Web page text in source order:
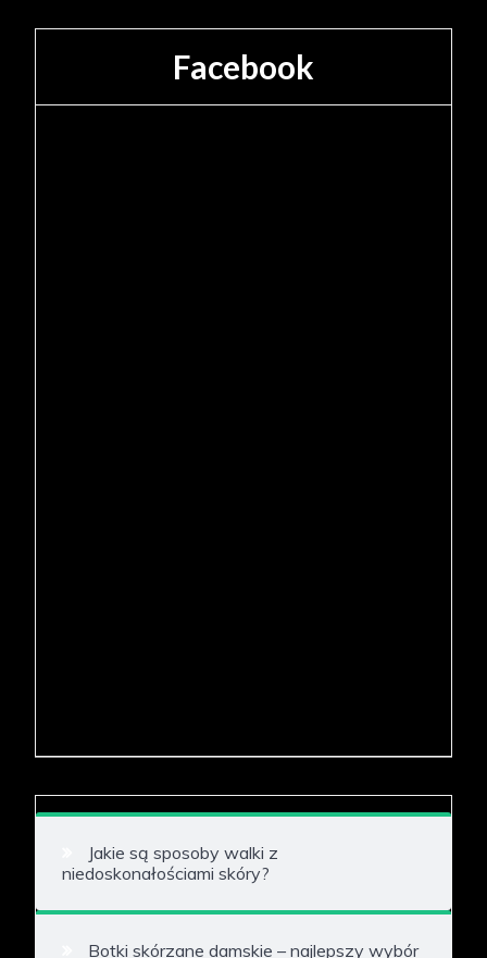
Facebook
Jakie są sposoby walki z
niedoskonałościami skóry?
Botki skórzane damskie – najlepszy wybór